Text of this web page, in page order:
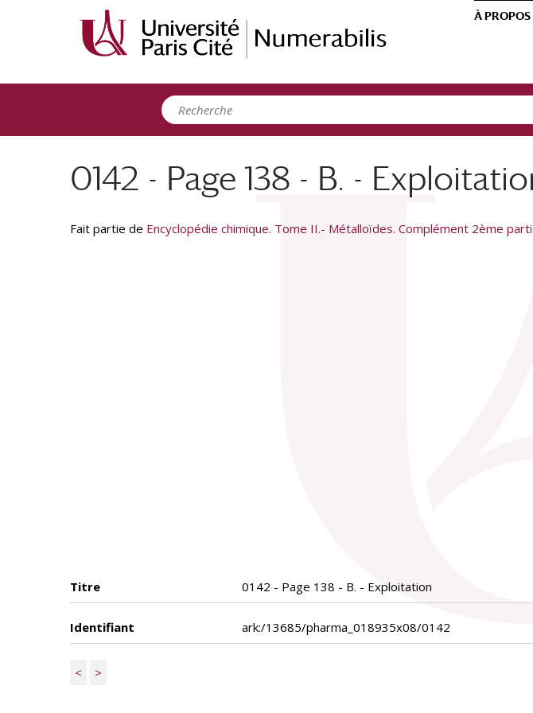
À PROPOS
0142 - Page 138 - B. -
Fait partie de Encyclopédie chimique. Tome II.- Métalloïdes. Complément 2ème
Titre 0142 - Page 138 - B. - Exploitation
Identifiant ark:/13685/pharma_018935x08/0142
< >
Panneau de gestion des cookies